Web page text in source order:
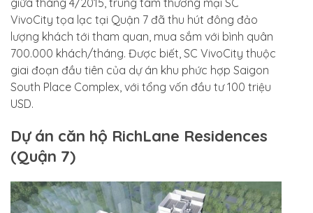
VivoCity tọa lạc tại Quận 7 đã thu hút đông đảo
lượng khách tới tham quan, mua sắm với bình quân
700.000 khách/tháng. Được biết, SC VivoCity thuộc
giai đoạn đầu tiên của dự án khu phức hợp Saigon
South Place Complex, với tổng vốn đầu tư 100 triệu
USD.
Dự án căn hộ RichLane Residences
(Quận 7)